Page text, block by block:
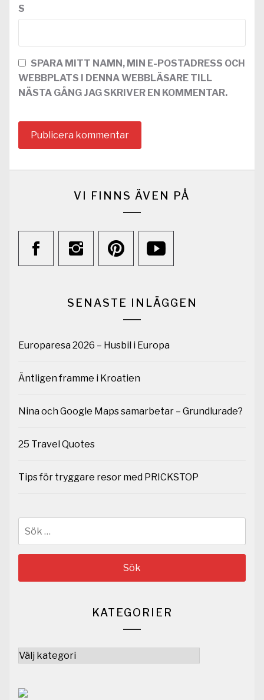
S
SPARA MITT NAMN, MIN E-POSTADRESS OCH
WEBBPLATS I DENNA WEBBLÄSARE TILL
NÄSTA GÅNG JAG SKRIVER EN KOMMENTAR.
VI FINNS ÄVEN PÅ
SENASTE INLÄGGEN
Europaresa 2026 – Husbil i Europa
Äntligen framme i Kroatien
Nina och Google Maps samarbetar – Grundlurade?
25 Travel Quotes
Tips för tryggare resor med PRICKSTOP
KATEGORIER
Kategorier